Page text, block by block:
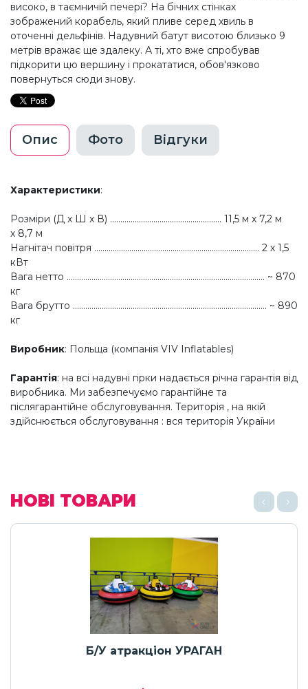
високо, в таємничій печері? На бічних стінках
зображений корабель, який пливе серед хвиль в
оточенні дельфінів. Надувний батут висотою близько 9
метрів вражає ще здалеку. А ті, хто вже спробував
підкорити цю вершину і прокататися, обов'язково
повернуться сюди знову.
Опис Фото Відгуки
Характеристики:
Розміри (Д x Ш x В) ...................................................... 11,5 м х 7,2 м
х 8,7 м
Нагнітач повітря ................................................................................ 2 х 1,5
кВт
Вага нетто ................................................................................................ ~ 870
кг
Вага брутто .............................................................................................. ~ 890
кг
Виробник: Польща (компанія VIV Inflatables)
Гарантія: на всі надувні гірки надається річна гарантія від
виробника. Ми забезпечуємо гарантійне та
післягарантійне обслуговування. Територія , на якій
здійснюється обслуговування : вся територія України
НОВІ ТОВАРИ
Б/У атракціон УРАГАН